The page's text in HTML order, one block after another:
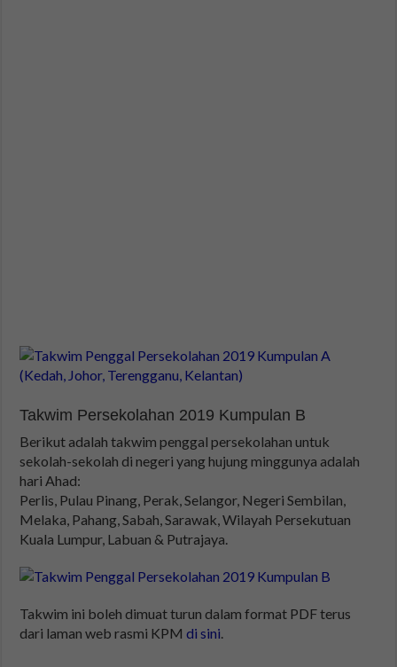
Takwim Persekolahan 2019 Kumpulan B
Berikut adalah takwim penggal persekolahan untuk
sekolah-sekolah di negeri yang hujung minggunya adalah
hari Ahad:
Perlis, Pulau Pinang, Perak, Selangor, Negeri Sembilan,
Melaka, Pahang, Sabah, Sarawak, Wilayah Persekutuan
Kuala Lumpur, Labuan & Putrajaya.
Takwim ini boleh dimuat turun dalam format PDF terus
dari laman web rasmi KPMdi sini